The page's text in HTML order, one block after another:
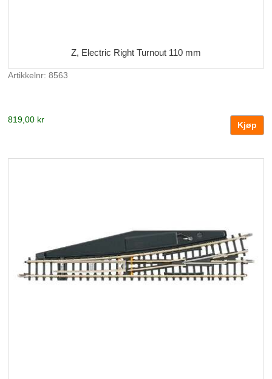
Z, Electric Right Turnout 110 mm
Artikkelnr: 8563
819,00 kr